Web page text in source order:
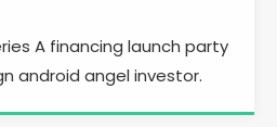
A financing launch party
android angel investor.